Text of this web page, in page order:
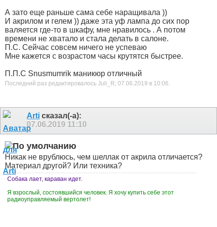
А зато еще раньше сама себе наращивала ))
И акрилом и гелем )) даже эта уф лампа до сих пор
валяется где-то в шкафу, мне нравилось . А потом
времени не хватало и стала делать в салоне.
П.С. Сейчас совсем ничего не успеваю
Мне кажется с возрастом часы крутятся быстрее.
П.П.С Snusmumrik маникюр отличный
Последний раз редактировалось Juli_R; 07.06.2019 в 10:06
Arti сказал(-а):
07.06.2019 11:10
Никак не врублюсь, чем шеллак от акрила отличается?
Материал другой? Или техника?
Собака лает, караван идет.
Я взрослый, состоявшийся человек. Я хочу купить себе этот
радиоуправляемый вертолет!